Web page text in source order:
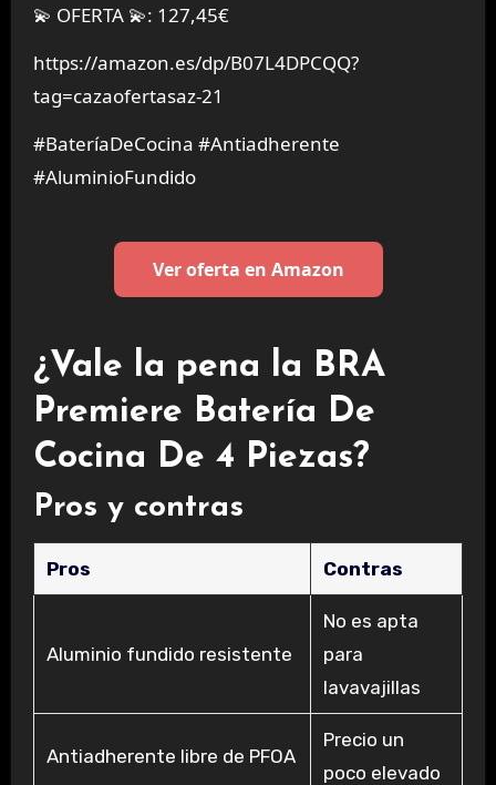
💫 OFERTA 💫: 127,45€
https://amazon.es/dp/B07L4DPCQQ?
tag=cazaofertasaz-21
#BateríaDeCocina #Antiadherente
#AluminioFundido
Ver oferta en Amazon
¿Vale la pena la BRA
Premiere Batería De
Cocina De 4 Piezas?
Pros y contras
Pros Contras
Aluminio fundido resistente
No es apta
para
lavavajillas
Antiadherente libre de PFOA
Precio un
poco elevado